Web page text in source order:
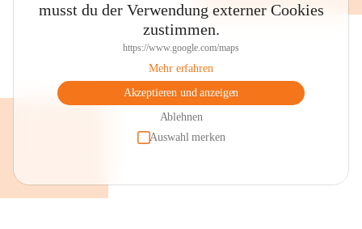
musst du der Verwendung externer Cookies
zustimmen.
https://www.google.com/maps
Mehr erfahren
Akzeptieren und anzeigen
Ablehnen
Auswahl merken